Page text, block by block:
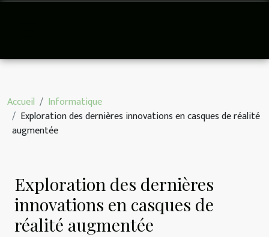
Accueil
Informatique
Exploration des dernières innovations en casques de réalité
augmentée
Exploration des dernières
innovations en casques de
réalité augmentée